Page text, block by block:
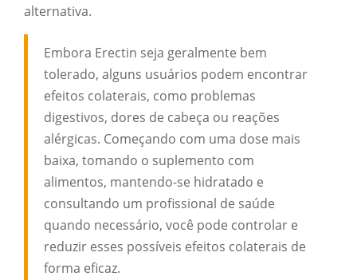
alternativa.
Embora Erectin seja geralmente bem
tolerado, alguns usuários podem encontrar
efeitos colaterais, como problemas
digestivos, dores de cabeça ou reações
alérgicas. Começando com uma dose mais
baixa, tomando o suplemento com
alimentos, mantendo-se hidratado e
consultando um profissional de saúde
quando necessário, você pode controlar e
reduzir esses possíveis efeitos colaterais de
forma eficaz.